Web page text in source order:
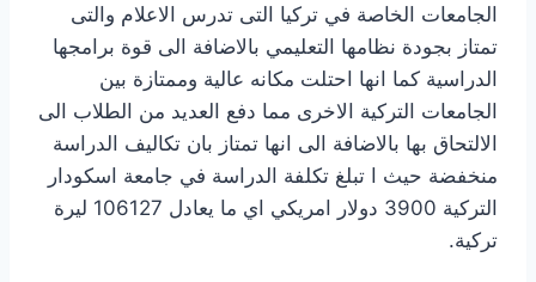
الجامعات الخاصة في تركيا التى تدرس الاعلام والتى
تمتاز بجودة نظامها التعليمي بالاضافة الى قوة برامجها
الدراسية كما انها احتلت مكانه عالية وممتازة بين
الجامعات التركية الاخرى مما دفع العديد من الطلاب الى
الالتحاق بها بالاضافة الى انها تمتاز بان تكاليف الدراسة
منخفضة حيث ا تبلغ تكلفة الدراسة في جامعة اسكودار
التركية 3900 دولار امريكي اي ما يعادل 106127 ليرة
تركية.